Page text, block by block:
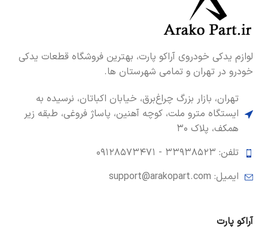
لوازم یدکی خودروی آراکو پارت، بهترین فروشگاه قطعات یدکی
خودرو در تهران و تمامی شهرستان ها.
تهران، بازار بزرگ چراغ‌برق، خیابان اکباتان، نرسیده به
ایستگاه مترو ملت، کوچه آهنین، پاساژ فروغی، طبقه زیر
همکف، پلاک ۳۰
تلفن: ۳۳۹۳۸۵۲۳ -
۰۹۱۲۸۵۷۳۴۷۱
ایمیل: support@arakopart.com
آراکو پارت